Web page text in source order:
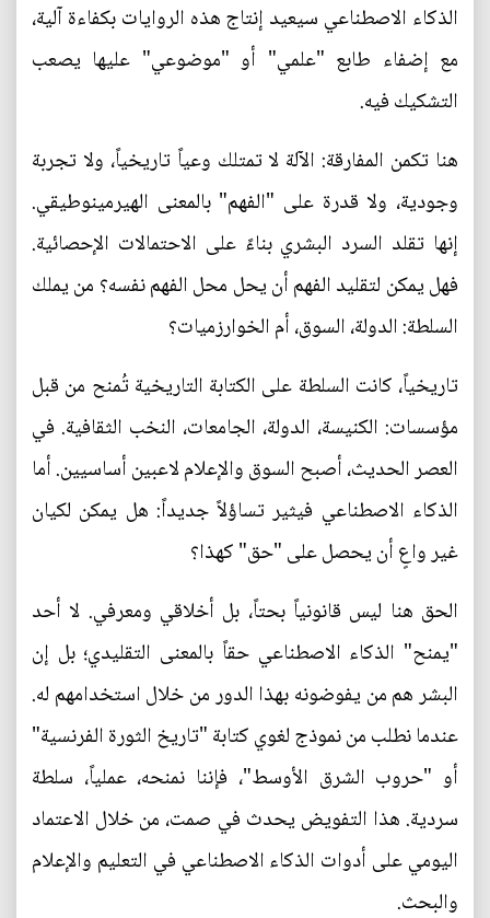
الذكاء الاصطناعي سيعيد إنتاج هذه الروايات بكفاءة آلية،
مع إضفاء طابع "علمي" أو "موضوعي" عليها يصعب
التشكيك فيه.
هنا تكمن المفارقة: الآلة لا تمتلك وعياً تاريخياً، ولا تجربة
وجودية، ولا قدرة على "الفهم" بالمعنى الهيرمينوطيقي.
إنها تقلد السرد البشري بناءً على الاحتمالات الإحصائية.
فهل يمكن لتقليد الفهم أن يحل محل الفهم نفسه؟ من يملك
السلطة: الدولة، السوق، أم الخوارزميات؟
تاريخياً، كانت السلطة على الكتابة التاريخية تُمنح من قبل
مؤسسات: الكنيسة، الدولة، الجامعات، النخب الثقافية. في
العصر الحديث، أصبح السوق والإعلام لاعبين أساسيين. أما
الذكاء الاصطناعي فيثير تساؤلاً جديداً: هل يمكن لكيان
غير واعٍ أن يحصل على "حق" كهذا؟
الحق هنا ليس قانونياً بحتاً، بل أخلاقي ومعرفي. لا أحد
"يمنح" الذكاء الاصطناعي حقاً بالمعنى التقليدي؛ بل إن
البشر هم من يفوضونه بهذا الدور من خلال استخدامهم له.
عندما نطلب من نموذج لغوي كتابة "تاريخ الثورة الفرنسية"
أو "حروب الشرق الأوسط"، فإننا نمنحه، عملياً، سلطة
سردية. هذا التفويض يحدث في صمت، من خلال الاعتماد
اليومي على أدوات الذكاء الاصطناعي في التعليم والإعلام
والبحث.